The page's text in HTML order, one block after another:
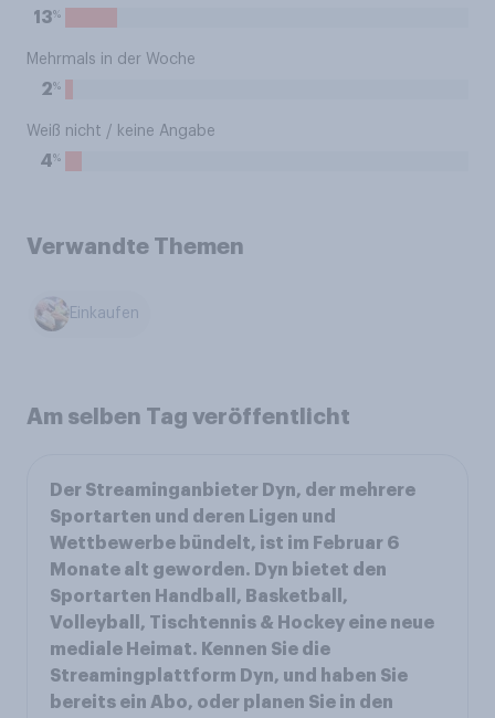
13%
Mehrmals in der Woche
2%
Weiß nicht / keine Angabe
4%
Verwandte Themen
Einkaufen
Am selben Tag veröffentlicht
Der Streaminganbieter Dyn, der mehrere
Sportarten und deren Ligen und
Wettbewerbe bündelt, ist im Februar 6
Monate alt geworden. Dyn bietet den
Sportarten Handball, Basketball,
Volleyball, Tischtennis & Hockey eine neue
mediale Heimat. Kennen Sie die
Streamingplattform Dyn, und haben Sie
bereits ein Abo, oder planen Sie in den